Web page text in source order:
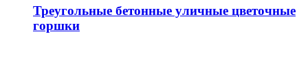
Треугольные бетонные уличные цветочные
горшки